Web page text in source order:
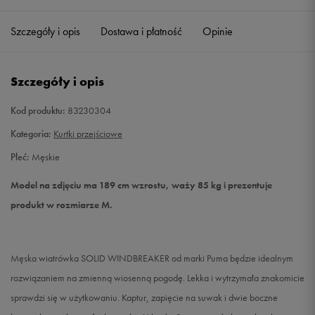
S Powiadom o dostępności
XL Powiadom o dostępności
Szczegóły i opis Dostawa i płatność Opinie
Szczegóły i opis
Kod produktu: 83230304
Kategoria: Kurtki przejściowe
Płeć: Męskie
Model na zdjęciu ma 189 cm wzrostu, waży 85 kg i prezentuje
produkt w rozmiarze M.
Męska wiatrówka SOLID WINDBREAKER od marki Puma będzie idealnym
rozwiązaniem na zmienną wiosenną pogodę. Lekka i wytrzymała znakomicie
sprawdzi się w użytkowaniu. Kaptur, zapięcie na suwak i dwie boczne